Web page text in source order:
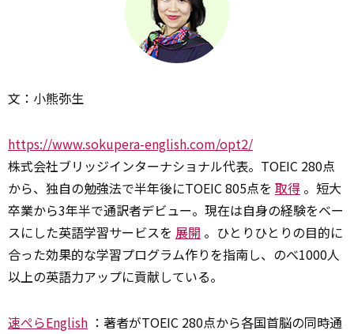
文：小熊弥生
https://www.sokupera-english.com/opt2/
株式会社ブリッジインターナショナル代表。TOEIC 280点
から、独自の勉強法で半年後にTOEIC 805点を 取得 。短大
卒業から3年半で通訳者デビュー。現在は自身の経験をベー
スにした英語学習サービスを 展開 。ひとりひとりの目的に
合った効果的な学習プログラム作りを指南し、のべ1000人
以上の英語力アップに貢献している。
速ぺらEnglish ：著者がTOEIC 280点から各国首脳の同時通